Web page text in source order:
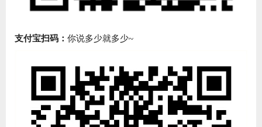
支付宝扫码： 你说多少就多少~